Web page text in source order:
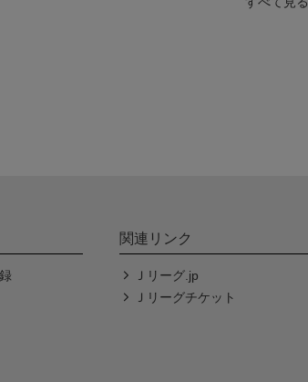
関連リンク
Ｊリーグ.jp
Ｊリーグチケット